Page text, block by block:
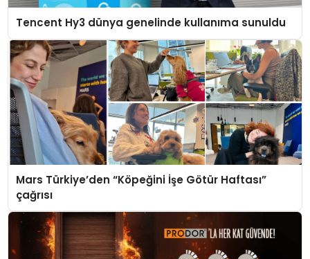
Tencent Hy3 dünya genelinde kullanıma sunuldu
Mars Türkiye’den “Köpeğini İşe Götür Haftası”
çağrısı